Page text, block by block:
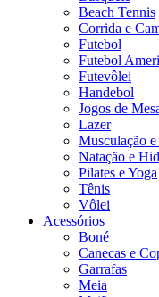
Beach Tennis
Corrida e
Futebol
Futebol
Futevôlei
Handebol
Jogos de
Lazer
Musculação
Natação e
Pilates e Yoga
Tênis
Vôlei
Acessórios
Boné
Canecas e
Garrafas
Meia